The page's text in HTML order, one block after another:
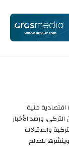
اقتصادية فنية
ورصد الأخبار
والمقالات
للعالم